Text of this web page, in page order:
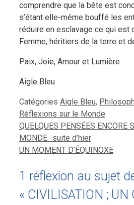
comprendre que la bête est
s’étant elle-même bouffé les
réduire en esclavage ce qui est
Femme, héritiers de la terre et
Paix, Joie, Amour et Lumière
Aigle Bleu
Catégories Aigle Bleu,
Réflexions sur le Monde
QUELQUES PENSÉES ENCORE
MONDE -suite d’hier
UN MOMENT D’ÉQUINOXE
1 réflexion au sujet
« CIVILISATION ; UN